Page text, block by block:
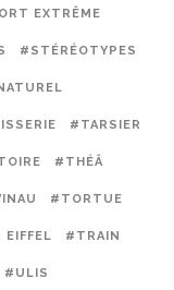
EXTRÊME
#STÉRÉOTYPES
#TARSIER
#THÉÂ
#TORTUE
#TRAIN
#ULIS